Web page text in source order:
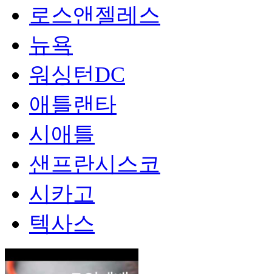
로스앤젤레스
뉴욕
워싱턴DC
애틀랜타
시애틀
샌프란시스코
시카고
텍사스